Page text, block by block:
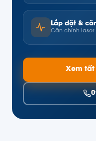
Lắp đặt &
Căn chỉnh laser
Xem tất